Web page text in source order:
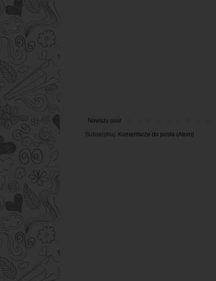
Nowszy post
Subskrybuj: Komentarze do posta (Atom)